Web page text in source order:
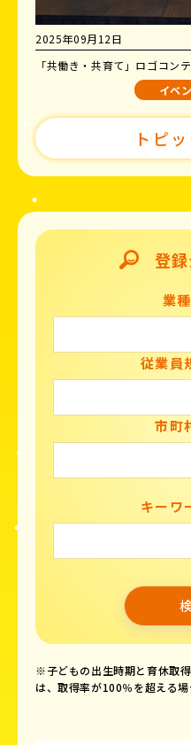
2025年09月12日
「共働き・共育て」ロゴコン
イベ
トピ
登
業
従業員
市町
キーワ
※子どもの出生時期と育休取
は、取得率が100％を超える場